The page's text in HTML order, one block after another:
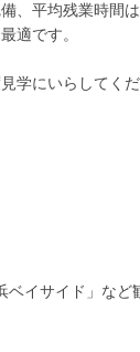
、平均残業時間
適です。
学にいらしてくだ
イサイド」など